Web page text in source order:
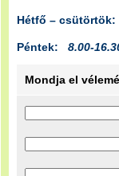
Hétfő – csütörtök:
Péntek: 8.00-
Mondja el